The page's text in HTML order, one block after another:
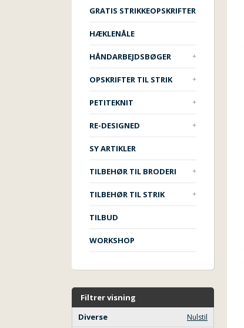
GRATIS STRIKKEOPSKRIFTER
HÆKLENÅLE
HÅNDARBEJDSBØGER
OPSKRIFTER TIL STRIK
PETITEKNIT
RE-DESIGNED
SY ARTIKLER
TILBEHØR TIL BRODERI
TILBEHØR TIL STRIK
TILBUD
WORKSHOP
Filtrer visning
Diverse
Nulstil